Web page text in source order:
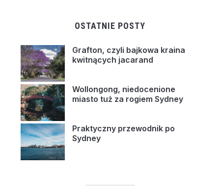
OSTATNIE POSTY
Grafton, czyli bajkowa kraina
kwitnących jacarand
Wollongong, niedocenione
miasto tuż za rogiem Sydney
Praktyczny przewodnik po
Sydney